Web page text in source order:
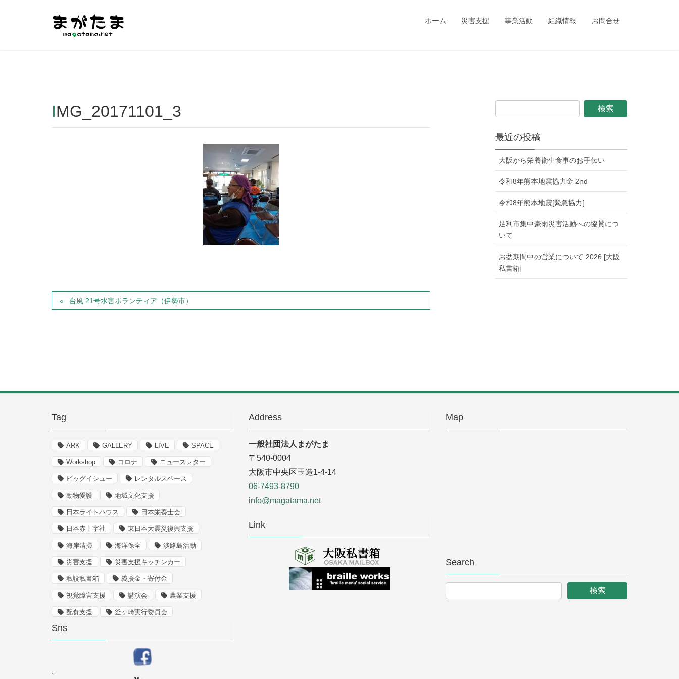
: Undefined array key "HTTP_REFERER" in /home/r2549115/public_html/magatama.net/wp-content/themes/lightning_child/single.php on line1
ホーム 災害支援 事業活動 組織情報 お問合せ
IMG_20171101_3
台風 21号水害ボランティア（伊勢市）
最近の投稿
大阪から栄養衛生食事のお手伝い
令和8年熊本地震協力金 2nd
令和8年熊本地震[緊急協力]
足利市集中豪雨災害活動への協賛につ
いて
お盆期間中の営業について 2026 [大阪
私書箱]
Tag
ARK GALLERY LIVE SPACE
Workshop コロナ ニュースレター
ビッグイシュー レンタルスペース
動物愛護 地域文化支援
日本ライトハウス 日本栄養士会
日本赤十字社 東日本大震災復興支援
海岸清掃 海洋保全 淡路島活動
災害支援 災害支援キッチンカー
私設私書箱 義援金・寄付金
視覚障害支援 講演会 農業支援
配食支援 釜ヶ崎実行委員会
Sns
.
Address
一般社団法人まがたま
〒540-0004
大阪市中央区玉造1-4-14
06-7493-8790
info@magatama.net
Link
Map
Search